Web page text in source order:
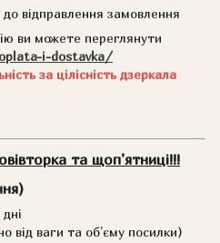
відправлення замовлення
ви можете переглянути
i-dostavka/
за цілісність дзеркала
та щоп’ятниці!!!
від ваги та об’єму посилки)